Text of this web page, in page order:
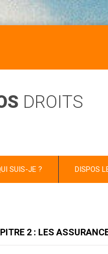
DROITS
SUIS-JE ? DISPOS
2 : LES